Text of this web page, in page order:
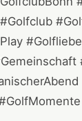
#Golfliebe